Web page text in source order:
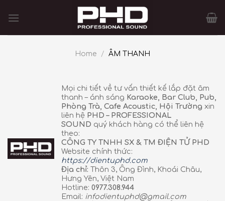
Home / ÂM THANH
Mọi chi tiết về tư vấn thiết kế lắp đặt âm
thanh – ánh sáng Karaoke, Bar Club, Pub,
Phòng Trà, Cafe Acoustic, Hội Trường xin
liên hệ PHD – PROFESSIONAL
SOUND quý khách hàng có thể liên hệ
theo:
CÔNG TY TNHH SX & TM ĐIỆN TỬ PHD
Website chính thức:
https://dientuphd.com
Địa chỉ: Thôn 3, Ông Đình, Khoái Châu,
Hưng Yên, Việt Nam
Hotline:0977.308.944
Email: infodientuphd@gmail.com